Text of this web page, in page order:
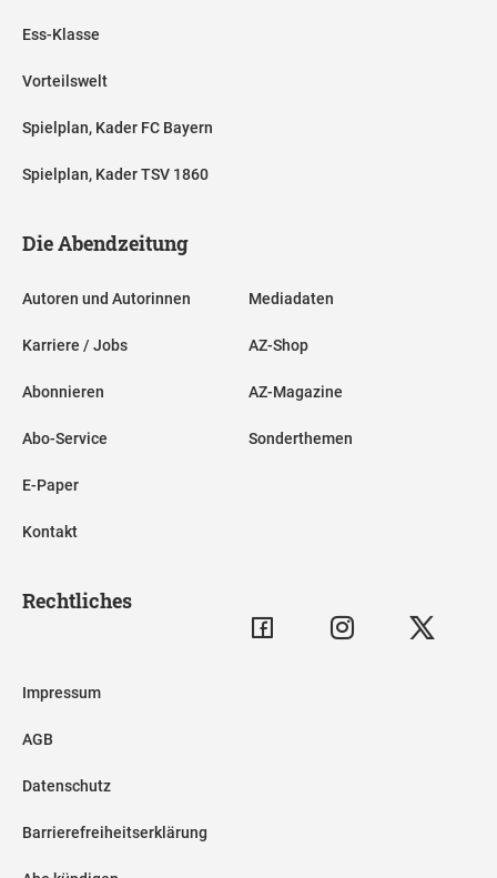
Ess-Klasse
Vorteilswelt
Spielplan, Kader FC Bayern
Spielplan, Kader TSV 1860
Die Abendzeitung
Autoren und Autorinnen
Karriere / Jobs
Abonnieren
Abo-Service
E-Paper
Kontakt
Mediadaten
AZ-Shop
AZ-Magazine
Sonderthemen
Rechtliches
Impressum
AGB
Datenschutz
Barrierefreiheitserklärung